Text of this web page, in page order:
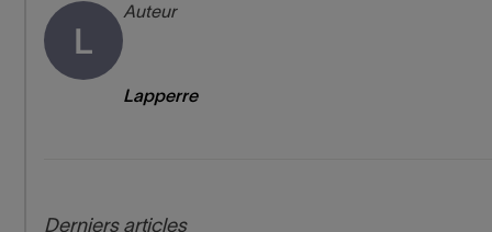
L
Auteur
Lapperre
Derniers articles